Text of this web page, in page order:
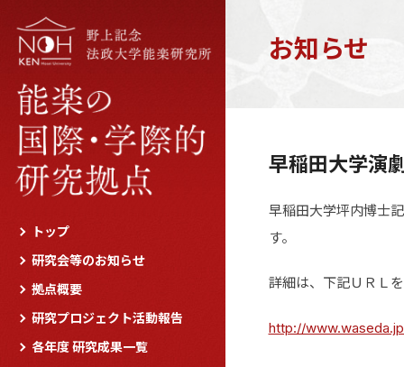
トップ
研究会等のお知らせ
拠点概要
研究プロジェクト活動報告
各年度 研究成果一覧
お知らせ
早稲田大学演
早稲田大学坪内博士
す。
詳細は、下記ＵＲＬ
http://